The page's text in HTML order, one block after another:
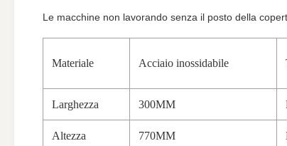
Le macchine non lavorando senza il posto della
Materiale Acciaio inossidabile
Larghezza 300MM
Altezza 770MM